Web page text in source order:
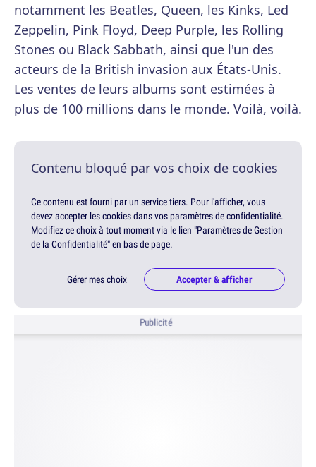
notamment les Beatles, Queen, les Kinks, Led
Zeppelin, Pink Floyd, Deep Purple, les Rolling
Stones ou Black Sabbath, ainsi que l'un des
acteurs de la British invasion aux États-Unis.
Les ventes de leurs albums sont estimées à
plus de 100 millions dans le monde. Voilà, voilà.
Contenu bloqué par vos choix de cookies
Ce contenu est fourni par un service tiers. Pour l'afficher, vous
devez accepter les cookies dans vos paramètres de confidentialité.
Modifiez ce choix à tout moment via le lien "Paramètres de Gestion
de la Confidentialité" en bas de page.
Gérer mes choix Accepter & afficher
Publicité